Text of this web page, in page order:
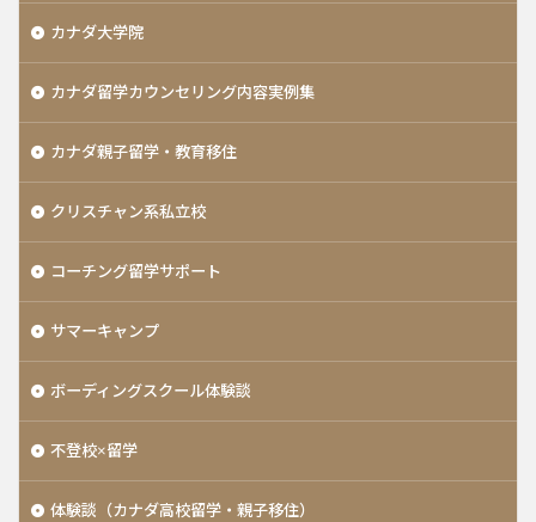
カナダ大学院
カナダ留学カウンセリング内容実例集
カナダ親子留学・教育移住
クリスチャン系私立校
コーチング留学サポート
サマーキャンプ
ボーディングスクール体験談
不登校×留学
体験談（カナダ高校留学・親子移住）